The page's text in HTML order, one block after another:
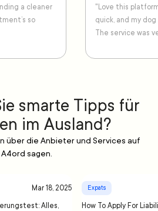
a cleaner
so
"Love this
quick, and my
The service was
smarte Tipps für
im Ausland?
über die Anbieter und Services auf
A4ord sagen.
Mar 18, 2025
Alles,
Expats
How To Apply For